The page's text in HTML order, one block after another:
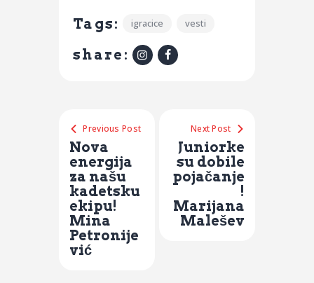
Tags: igracice vesti
share:
Previous Post
Nova
energija
za našu
kadetsku
ekipu!
Mina
Petronije
vić
Next Post
Juniorke
su dobile
pojačanje
!
Marijana
Malešev